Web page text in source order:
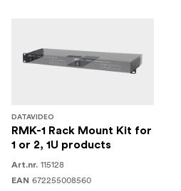
DATAVIDEO
RMK-1 Rack Mount Kit for
1 or 2, 1U products
Art.nr. 115128
EAN 672255008560